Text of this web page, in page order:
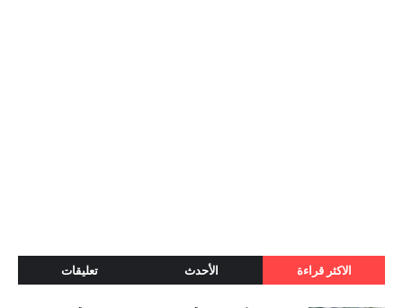
الاكثر قراءة الأحدث تعليقات